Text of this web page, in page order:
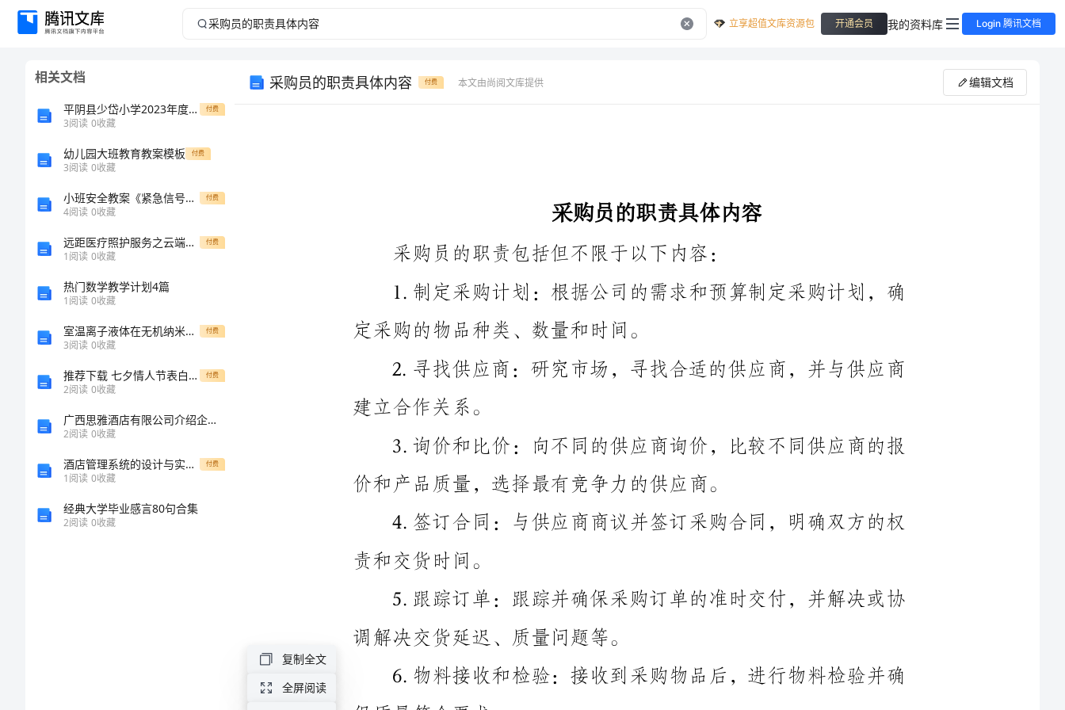
采
立享超值文库资源包 开通会员 我的资料库 Login 腾讯文档
相关文档
平阴县少岱小学2023年度学校工作计划 付费
3阅读 0收藏
幼儿园大班教育教案模板 付费
3阅读 0收藏
小班安全教案《紧急信号响啦》 付费
4阅读 0收藏
远距医疗照护服务之云端运算应用初探 付费
1阅读 0收藏
热门数学教学计划4篇
1阅读 0收藏
室温离子液体在无机纳米材料制备中的应用 付费
3阅读 0收藏
推荐下载 七夕情人节表白短信2024 付费
2阅读 0收藏
广西思雅酒店有限公司介绍企业发展分析报告
2阅读 0收藏
酒店管理系统的设计与实现论文 付费
1阅读 0收藏
经典大学毕业感言80句合集
2阅读 0收藏
采购员的职责具体内容 付费 本文由尚阅文库提供 编辑文档
决问题，确保公司的权益得到保护。
8.供应商管理：监督和评估供应商的表现，与供应商保持良
采购员的职责包括但不限于以下内容：
定采购的物品种类、数量和时间。
2.寻找供应商：研究市场，寻找合适的供应商，并与供应商
建立合作关系。
3.询价和比价：向不同的供应商询价，比较不同供应商的报
责和交货时间。
保质量符合要求。
7.处理退货和投诉：处理供应商退货和客户投诉，并协调解
复制全文
全屏阅读